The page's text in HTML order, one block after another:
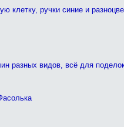
клетку, ручки синие и
разных видов, всё для